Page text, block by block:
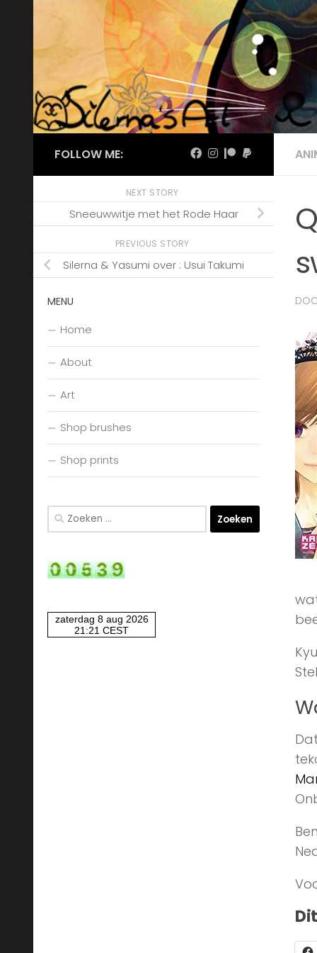
Skip to content
FOLLOW ME:
NEXT STORY
Sneeuwwitje met het Rode Haar
PREVIOUS STORY
Silerna & Yasumi over : Usui Takumi
MENU
Home
About
Art
Shop brushes
Shop prints
Zoeken
naar: